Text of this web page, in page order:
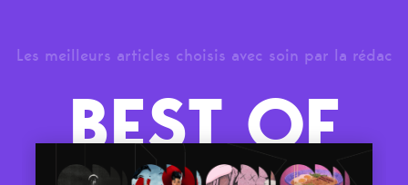
Les meilleurs articles choisis avec soin par la rédac
BEST OF